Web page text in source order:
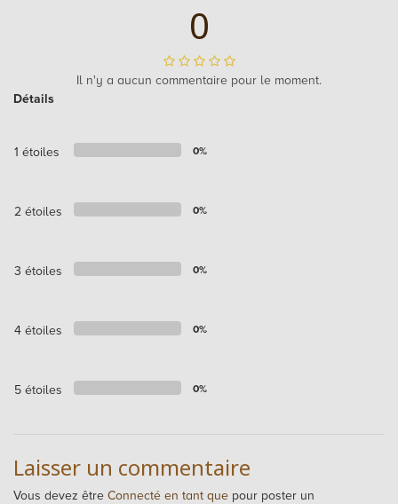
0
Il n'y a aucun commentaire pour le moment.
Détails
1 étoiles 0%
2 étoiles 0%
3 étoiles 0%
4 étoiles 0%
5 étoiles 0%
Laisser un commentaire
Vous devez être Connecté en tant que pour poster un